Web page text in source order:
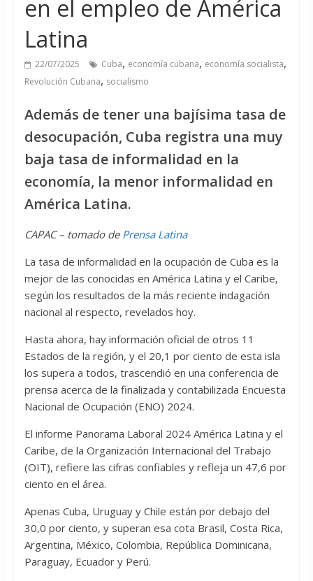
en el empleo de América
Latina
22/07/2025 Cuba, economía cubana, economía socialista,
Revolución Cubana, socialismo
Además de tener una bajísima tasa de
desocupación, Cuba registra una muy
baja tasa de informalidad en la
economía, la menor informalidad en
América Latina.
CAPAC – tomado de Prensa Latina
La tasa de informalidad en la ocupación de Cuba es la
mejor de las conocidas en América Latina y el Caribe,
según los resultados de la más reciente indagación
nacional al respecto, revelados hoy.
Hasta ahora, hay información oficial de otros 11
Estados de la región, y el 20,1 por ciento de esta isla
los supera a todos, trascendió en una conferencia de
prensa acerca de la finalizada y contabilizada Encuesta
Nacional de Ocupación (ENO) 2024.
El informe Panorama Laboral 2024 América Latina y el
Caribe, de la Organización Internacional del Trabajo
(OIT), refiere las cifras confiables y refleja un 47,6 por
ciento en el área.
Apenas Cuba, Uruguay y Chile están por debajo del
30,0 por ciento, y superan esa cota Brasil, Costa Rica,
Argentina, México, Colombia, República Dominicana,
Paraguay, Ecuador y Perú.